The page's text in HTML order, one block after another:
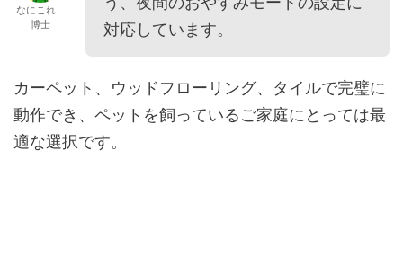
なにこれ
博士
対応しています。
カーペット、ウッドフローリング、タイルで完璧に
動作でき、ペットを飼っているご家庭にとっては最
適な選択です。